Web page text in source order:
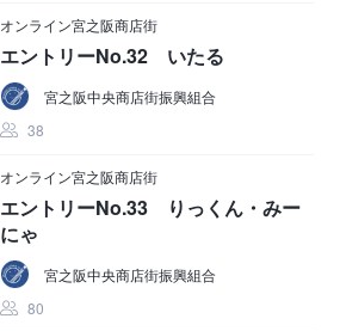
オンライン宮之阪商店街
エントリーNo.32 いたる
宮之阪中央商店街振興組合
38
オンライン宮之阪商店街
エントリーNo.33 りっくん・みー
にゃ
宮之阪中央商店街振興組合
80